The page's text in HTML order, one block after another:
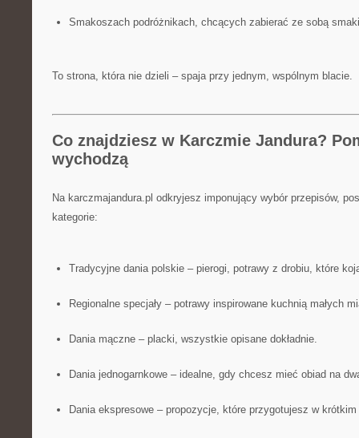
Smakoszach podróżnikach, chcących zabierać ze sobą
To strona, która nie dzieli – spaja przy jednym, wspólnym blacie.
Co znajdziesz w Karczmie Jandura?
wychodzą
Na karczmajandura.pl odkryjesz imponujący wybór przepisów,
kategorie:
Tradycyjne dania polskie – pierogi, potrawy z drobiu, które
Regionalne specjały – potrawy inspirowane kuchnią małych
Dania mączne – placki, wszystkie opisane dokładnie.
Dania jednogarnkowe – idealne, gdy chcesz mieć obiad na
Dania ekspresowe – propozycje, które przygotujesz w